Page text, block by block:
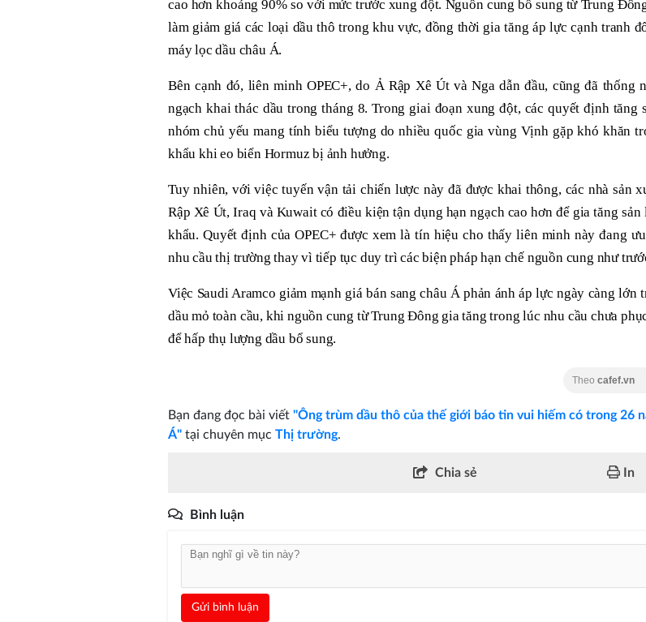
cao hơn khoảng 90% so với mức trước xung đột. Nguồn cung bổ sung từ Trung
làm giảm giá các loại dầu thô trong khu vực, đồng thời gia tăng áp lực cạnh tranh
máy lọc dầu châu Á.
Bên cạnh đó, liên minh OPEC+, do Ả Rập Xê Út và Nga dẫn đầu, cũng đã thống
ngạch khai thác dầu trong tháng 8. Trong giai đoạn xung đột, các quyết định tăng
nhóm chủ yếu mang tính biểu tượng do nhiều quốc gia vùng Vịnh gặp khó khăn
khẩu khi eo biển Hormuz bị ảnh hưởng.
Tuy nhiên, với việc tuyến vận tải chiến lược này đã được khai thông, các nhà sản
Rập Xê Út, Iraq và Kuwait có điều kiện tận dụng hạn ngạch cao hơn để gia tăng
khẩu. Quyết định của OPEC+ được xem là tín hiệu cho thấy liên minh này đang
nhu cầu thị trường thay vì tiếp tục duy trì các biện pháp hạn chế nguồn cung như
Việc Saudi Aramco giảm mạnh giá bán sang châu Á phản ánh áp lực ngày càng lớn
dầu mỏ toàn cầu, khi nguồn cung từ Trung Đông gia tăng trong lúc nhu cầu chưa
để hấp thụ lượng dầu bổ sung.
Theo cafef.vn
Bạn đang đọc bài viết "Ông trùm dầu thô của thế giới báo tin vui hiếm có trong 26
Á" tại chuyên mục Thị trường.
Chia sẻ In
Bình luận
Gửi bình luận